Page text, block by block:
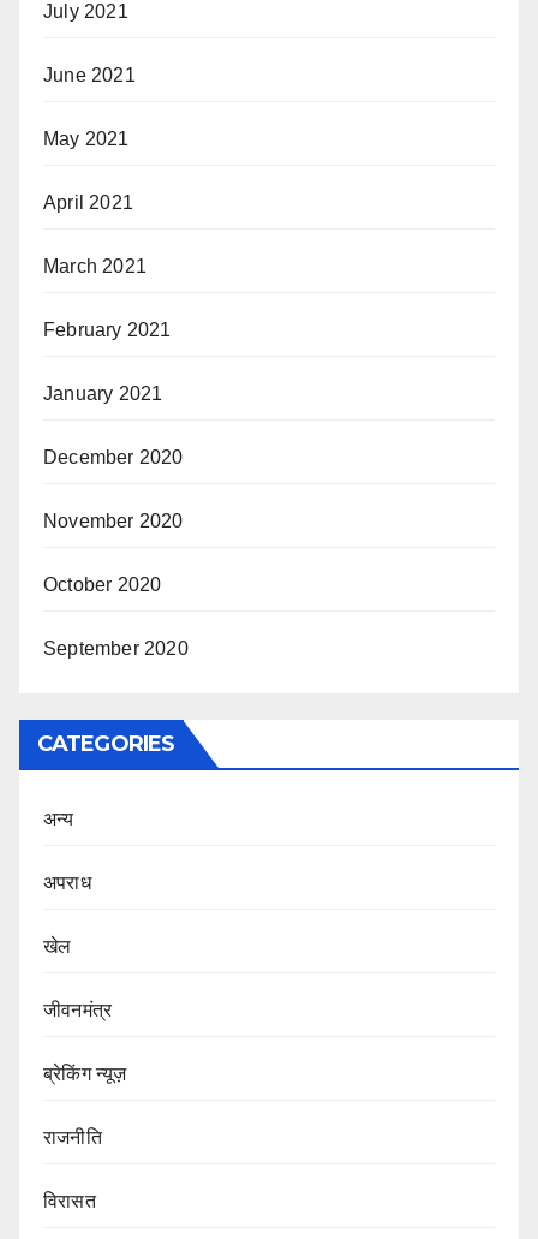
July 2021
June 2021
May 2021
April 2021
March 2021
February 2021
January 2021
December 2020
November 2020
October 2020
September 2020
CATEGORIES
अन्य
अपराध
खेल
जीवनमंत्र
ब्रेकिंग न्यूज़
राजनीति
‍‍विरासत